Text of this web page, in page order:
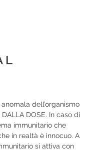
dell’organismo
DOSE. In caso di
immunitario che
in realtà è innocuo. A
si attiva con